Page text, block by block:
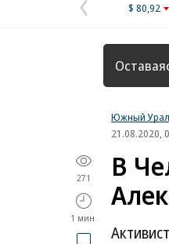
Предыдущая
страница
$ 80,92
Южный Урал
21.08.2020,
271
1 мин.
В